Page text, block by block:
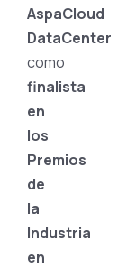
AspaCloud
DataCenter
como
finalista
en
los
Premios
de
la
Industria
en